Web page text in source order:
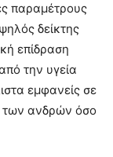
παραμέτρους
δείκτης
επίδραση
την υγεία
εμφανείς σε
των ανδρών όσο